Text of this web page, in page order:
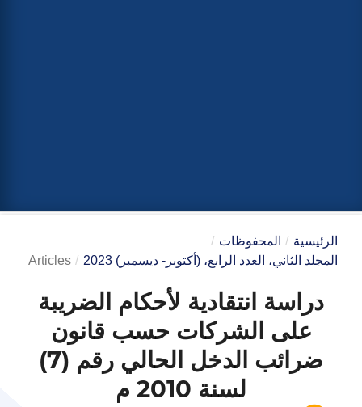
الرئيسية / المحفوظات /
المجلد الثاني، العدد الرابع، (أكتوبر- ديسمبر) 2023
/
Articles
دراسة انتقادية لأحكام الضريبة
على الشركات حسب قانون
ضرائب الدخل الحالي رقم (7)
لسنة 2010 م